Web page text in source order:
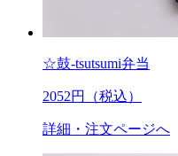
☆鼓-tsutsumi弁当
2052円（税込）
詳細・注文ページへ